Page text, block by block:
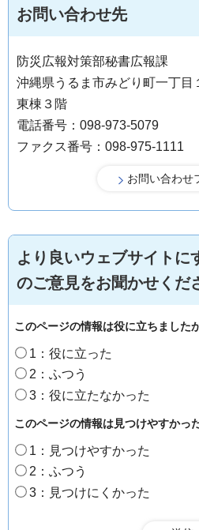
お問い合わせ先
防災広報対策部秘書広報課
沖縄県うるま市みどり町一丁
東棟３階
電話番号：098-973-5079
ファクス番号：098-975-1111
より良いウェブサイトに
のご意見をお聞かせくだ
このページの情報は役に立ちました
1：役に立った
2：ふつう
3：役に立たなかった
このページの情報は見つけやすかっ
1：見つけやすかった
2：ふつう
3：見つけにくかった